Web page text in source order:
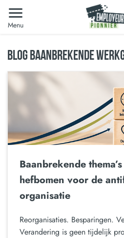
Menu
BLOG BAANBREKENDE
Baanbrekende
hefbomen voor de
organisatie
Reorganisaties. Besparingen.
Verandering is geen tijdelijk